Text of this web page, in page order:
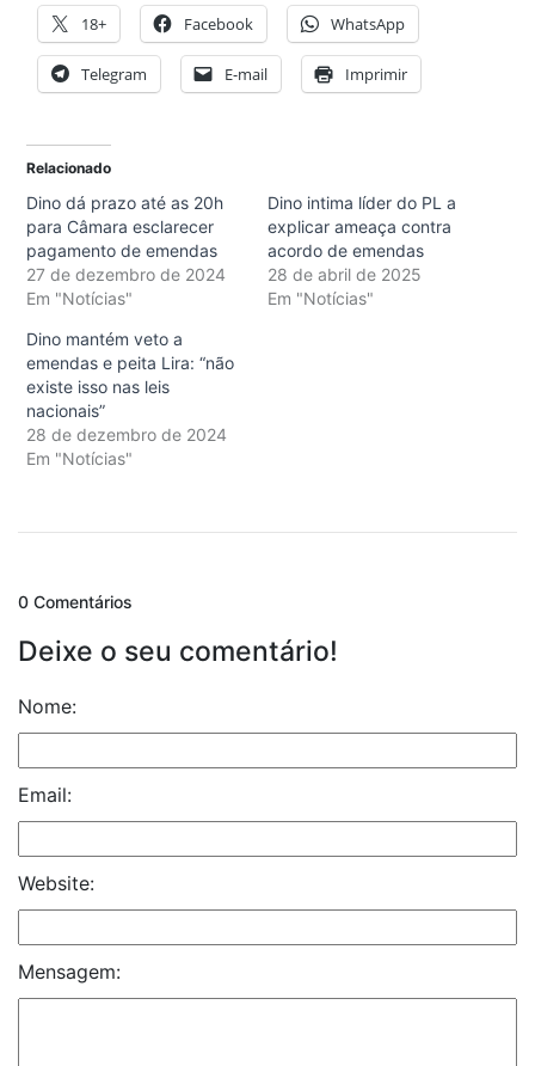
18+ Facebook WhatsApp
Telegram E-mail Imprimir
Relacionado
Dino dá prazo até as 20h
para Câmara esclarecer
pagamento de emendas
27 de dezembro de 2024
Em "Notícias"
Dino intima líder do PL a
explicar ameaça contra
acordo de emendas
28 de abril de 2025
Em "Notícias"
Dino mantém veto a
emendas e peita Lira: “não
existe isso nas leis
nacionais”
28 de dezembro de 2024
Em "Notícias"
0 Comentários
Deixe o seu comentário!
Nome:
Email:
Website:
Mensagem: